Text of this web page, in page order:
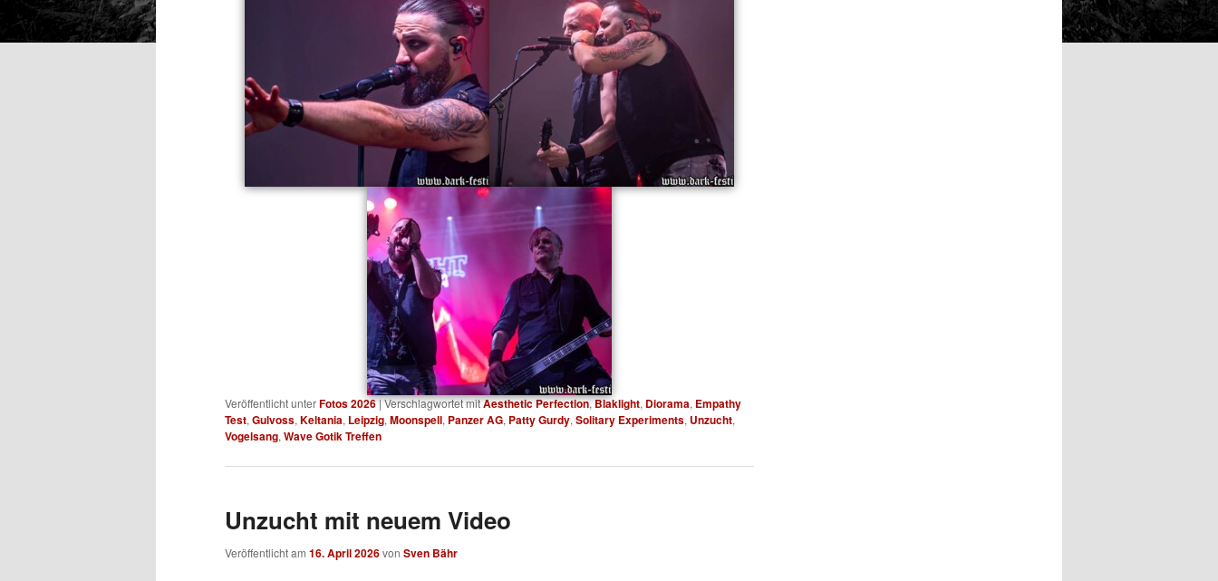
Veröffentlicht unterFotos 2026|Verschlagwortet mitAesthetic Perfection,Blaklight, Diorama, Empathy
Test, Gulvoss, Keltania, Leipzig, Moonspell, Panzer AG, Patty Gurdy, Solitary Experiments, Unzucht,
Vogelsang, Wave Gotik Treffen
Unzucht mit neuem Video
Veröffentlicht am 16. April 2026von Sven Bähr